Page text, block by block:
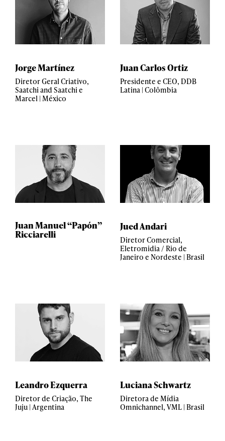
Jorge Martínez
Diretor Geral Criativo,
Saatchi and Saatchi e
Marcel | México
Juan Carlos Ortiz
Presidente e CEO, DDB
Latina | Colômbia
Juan Manuel “Papón”
Ricciarelli
Jued Andari
Diretor Comercial,
Eletromidia / Rio de
Janeiro e Nordeste | Brasil
Leandro Ezquerra
Diretor de Criação, The
Juju | Argentina
Luciana Schwartz
Diretora de Mídia
Omnichannel, VML | Brasil